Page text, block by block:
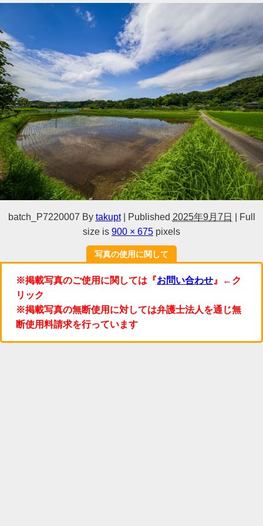
batch_P7220007 By takupt Published 2025年9月7日
Full
size is 900 × 675 pixels
写真の使用に関して
※掲載写真のご使用に関しては『お問い合わせ 』←ク
リック
※掲載写真の無断使用に対しては弁護士法人を通じ無
断使用料請求を行っています